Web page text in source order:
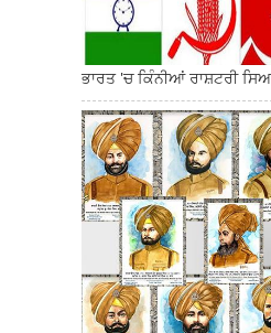
ਭਾਰਤ 'ਚ ਕਿੰਨੀਆਂ ਰਾਸ਼ਟਰੀ